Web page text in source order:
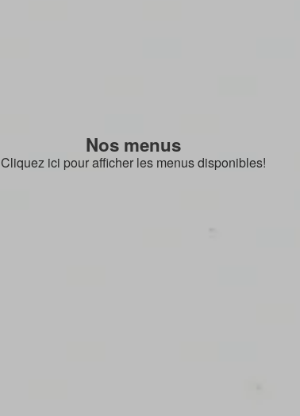
Nos menus
Cliquez ici pour afficher les menus disponibles!